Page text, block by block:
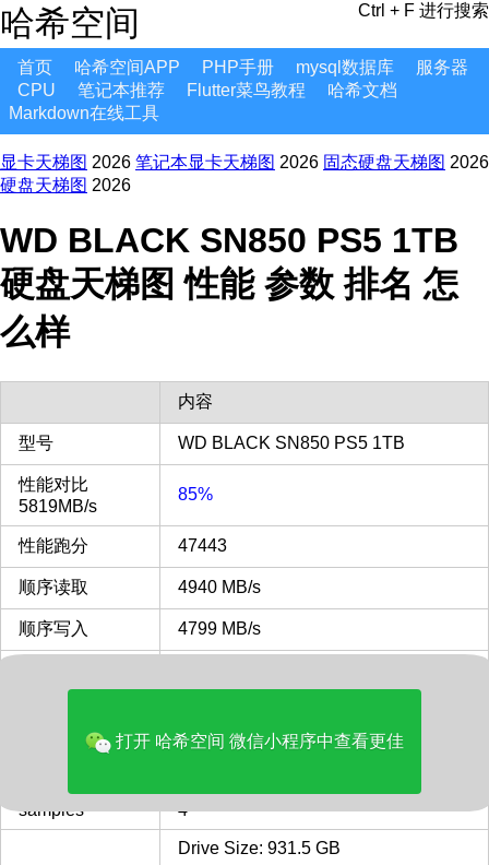
哈希空间 Ctrl + F 进行搜索
首页 哈希空间APP PHP手册 mysql数据库
服务器
CPU
笔记本推荐 Flutter菜鸟教程
哈希文档
Markdown在线工具
显卡天梯图 2026 笔记本显卡天梯图 2026 固态硬盘天梯图 2026
硬盘天梯图 2026
WD BLACK SN850 PS5 1TB
硬盘天梯图 性能 参数 排名 怎
么样
内容
型号 WD BLACK SN850 PS5 1TB
性能对比
5819MB/s
85%
性能跑分 47443
顺序读取 4940 MB/s
顺序写入 4799 MB/s
32KQD20
IOPS 4KQD1 96 MB/s
samples 4
Drive Size: 931.5 GB
打开 哈希空间 微信小程序中查看更佳